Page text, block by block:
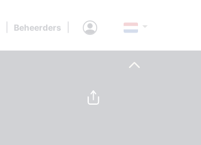
Beheerders